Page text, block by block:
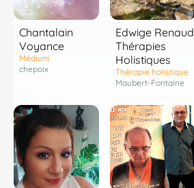
Chantalain
Voyance
Médium
chepoix
Edwige Renaud
Thérapies
Holistiques
Thérapie holistique
Maubert-Fontaine